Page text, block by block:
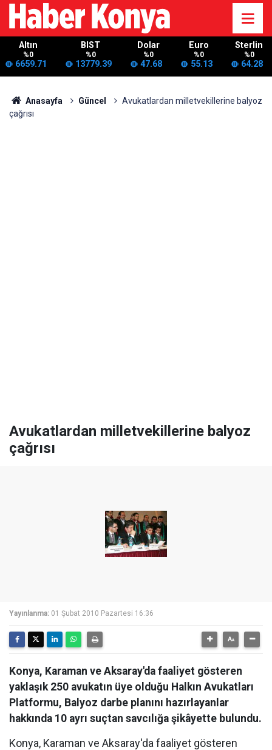
Altın
%0
6659.71
BIST
%0
13779.39
Dolar
%0
47.68
Euro
%0
55.13
Sterlin
%0
64.28
Anasayfa Güncel
Avukatlardan milletvekillerine balyoz
çağrısı
Avukatlardan milletvekillerine balyoz
çağrısı
Yayınlanma: 01 Şubat 2010 Pazartesi 16:36
Konya, Karaman ve Aksaray'da faaliyet gösteren
yaklaşık 250 avukatın üye olduğu Halkın Avukatları
Platformu, Balyoz darbe planını hazırlayanlar
hakkında 10 ayrı suçtan savcılığa şikâyette bulundu.
Konya, Karaman ve Aksaray'da faaliyet gösteren